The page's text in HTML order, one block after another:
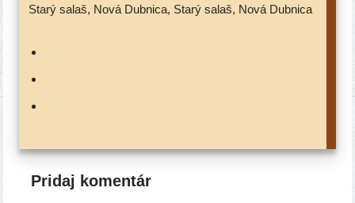
Starý salaš, Nová Dubnica, Starý salaš, Nová Dubnica
Pridaj komentár